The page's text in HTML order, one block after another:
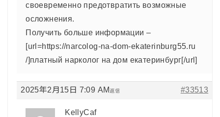
своевременно предотвратить возможные
осложнения.
Получить больше информации –
[url=https://narcolog-na-dom-ekaterinburg55.ru
/]платный нарколог на дом екатеринбург[/url]
2025年2月15日 7:09 AM #33513
返信
KellyCaf